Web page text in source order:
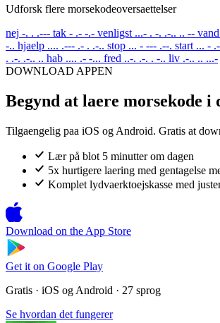
Udforsk flere morsekodeoversaettelser
nej -. . .--- tak - .- -.- venligst ...- . -. .-.. .. -- vand
-.. hjaelp .... .--- .- . .-.. stop ... - --- .--. start ... -
. .-. .-.. .. hab .... .- -... fred ..-. .-. . -.. liv .-.. .. ...-
DOWNLOAD APPEN
Begynd at laere morsekode i
Tilgaengelig paa iOS og Android. Gratis at
Lær på blot 5 minutter om dagen
5x hurtigere laering med gentagelse
Komplet lydvaerktoejskasse med
Download on the App Store
Get it on Google Play
Gratis · iOS og Android · 27 sprog
Se hvordan det fungerer